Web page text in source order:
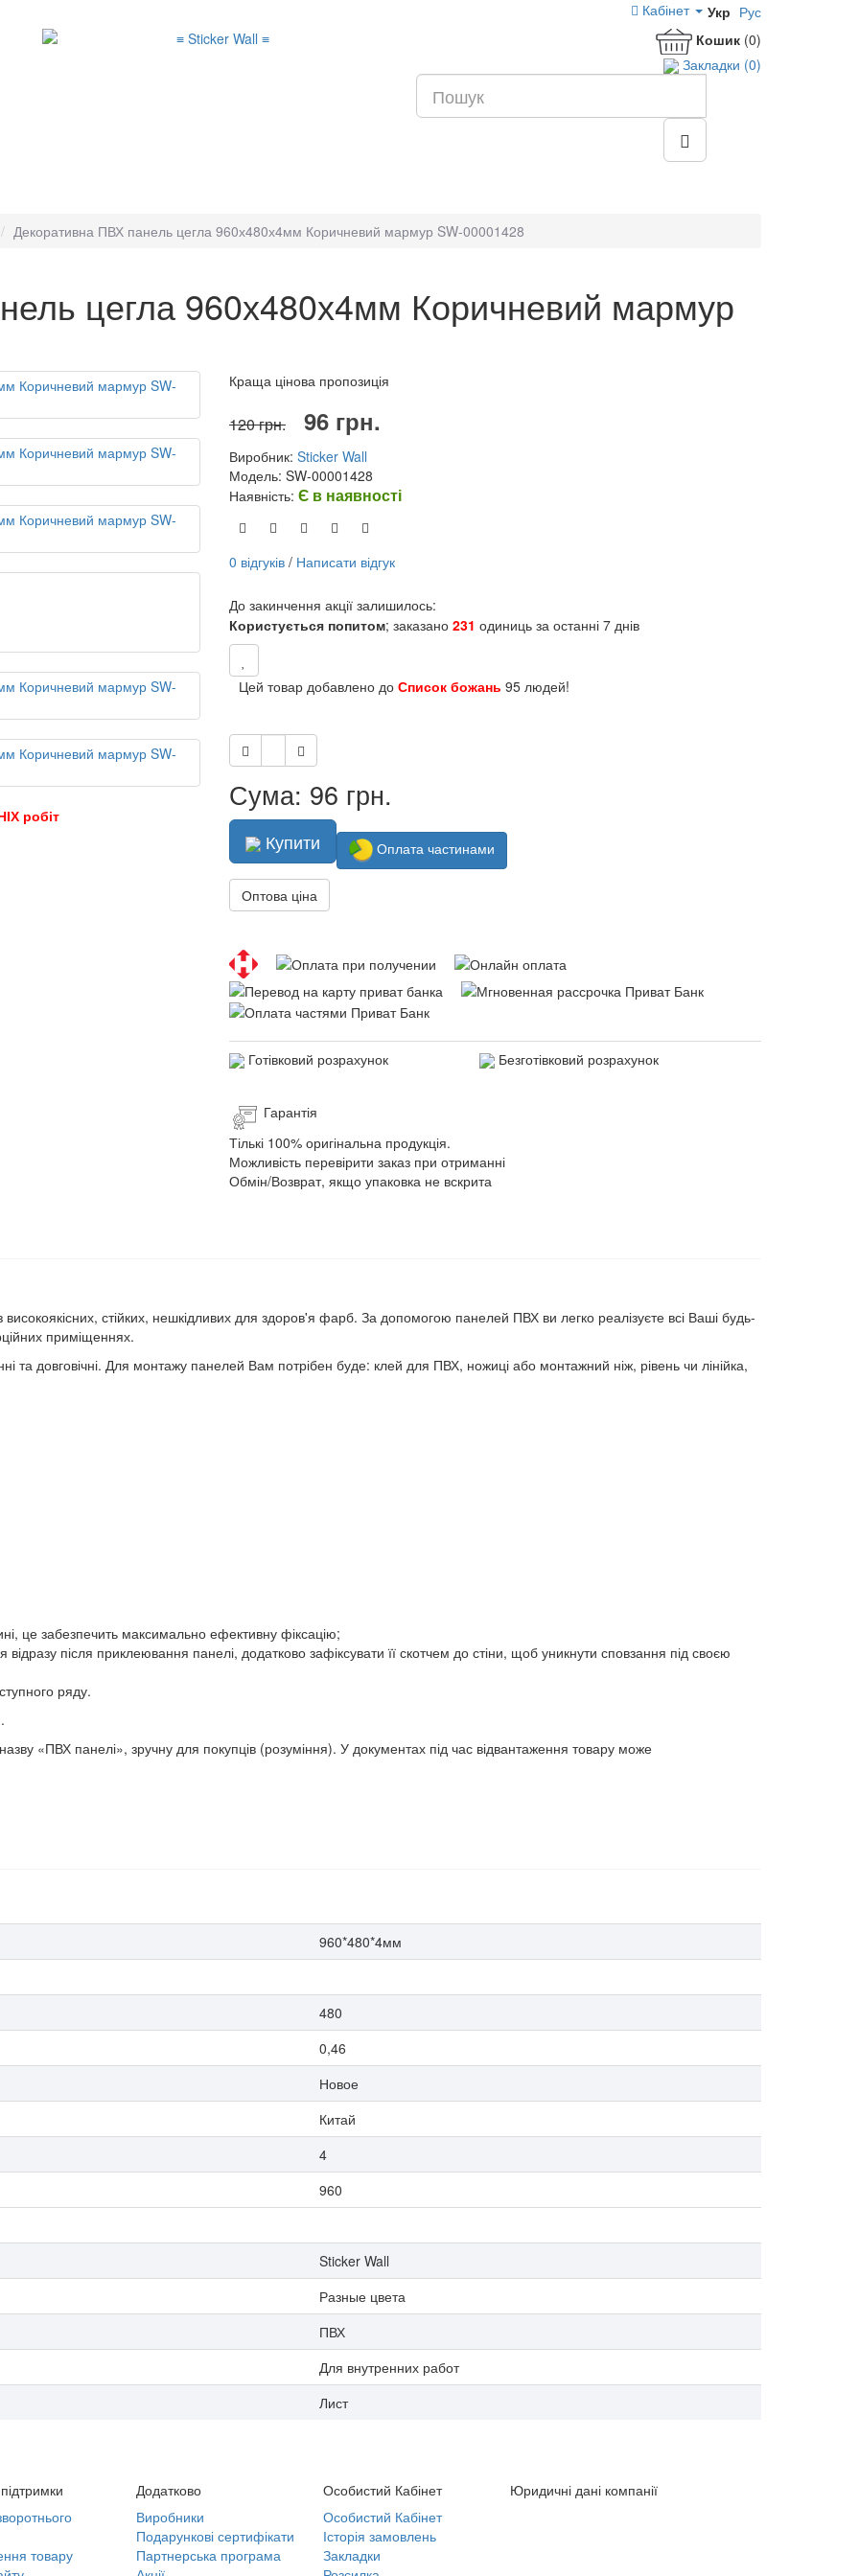
Укр Рус
Кабінет
Кошик (0)
Закладки (0)
Декоративна ПВХ панель цегла 960х480х4мм Коричневий мармур SW-00001428
цегла 960х480х4мм Коричневий мармур
робіт
Краща цінова пропозиція
120 грн. 96 грн.
Виробник: Sticker Wall
Модель: SW-00001428
Наявність: Є в наявності
0 відгуків / Написати відгук
До закинчення акції залишилось:
Користується попитом; заказано 231 одиниць за останні 7 днів
Цей товар добавлено до Список божань 95 людей!
Сума: 96 грн.
Купити Оплата частинами
Оптова ціна
Готівковий розрахунок Безготівковий розрахунок
Гарантія
Тількі 100% оригінальна продукція.
Можливість перевірити заказ при отриманні
Обмін/Возврат, якщо упаковка не вскрита
стійких, нешкідливих для здоров'я фарб. За допомогою панелей ПВХ ви легко реалізуєте всі Ваші будь-
приміщеннях.
та довговічні. Для монтажу панелей Вам потрібен буде: клей для ПВХ, ножиці або монтажний ніж, рівень чи лінійка,
це забезпечить максимально ефективну фіксацію;
відразу після приклеювання панелі, додатково зафіксувати її скотчем до стіни, щоб уникнути сповзання під своєю
ряду.
«ПВХ панелі», зручну для покупців (розуміння). У документах під час відвантаження товару може
960*480*4мм
480
0,46
Новое
Китай
4
960
Sticker Wall
Разные цвета
ПВХ
Для внутренних работ
Лист
товару
Додатково
Виробники
Подарункові сертифікати
Партнерська програма
Особистий Кабінет
Особистий Кабінет
Історія замовлень
Закладки
Юридичні дані компанії